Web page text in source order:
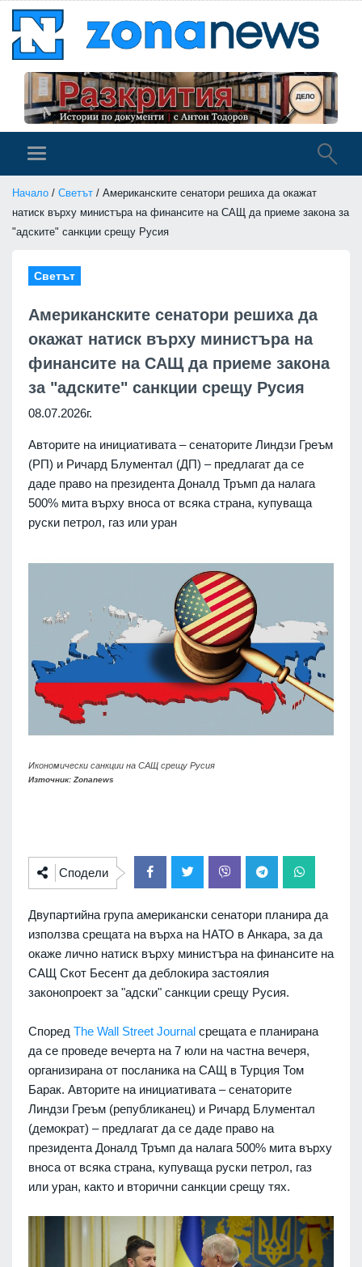
Начало / Светът / Американските сенатори решиха да окажат
натиск върху министъра на финансите на САЩ да приеме закона за
"адските" санкции срещу Русия
Светът
Американските сенатори решиха да
окажат натиск върху министъра на
финансите на САЩ да приеме закона
за "адските" санкции срещу Русия
08.07.2026г.
Авторите на инициативата – сенаторите Линдзи Греъм
(РП) и Ричард Блументал (ДП) – предлагат да се
даде право на президента Доналд Тръмп да налага
500% мита върху вноса от всяка страна, купуваща
руски петрол, газ или уран
Икономически санкции на САЩ срещу Русия
Източник: Zonanews
Сподели
Двупартийна група американски сенатори планира да
използва срещата на върха на НАТО в Анкара, за да
окаже лично натиск върху министъра на финансите на
САЩ Скот Бесент да деблокира застоялия
законопроект за "адски" санкции срещу Русия.
Според The ​​Wall Street Journal срещата е планирана
да се проведе вечерта на 7 юли на частна вечеря,
организирана от посланика на САЩ в Турция Том
Барак. Авторите на инициативата – сенаторите
Линдзи Греъм (републиканец) и Ричард Блументал
(демократ) – предлагат да се даде право на
президента Доналд Тръмп да налага 500% мита върху
вноса от всяка страна, купуваща руски петрол, газ
или уран, както и вторични санкции срещу тях.